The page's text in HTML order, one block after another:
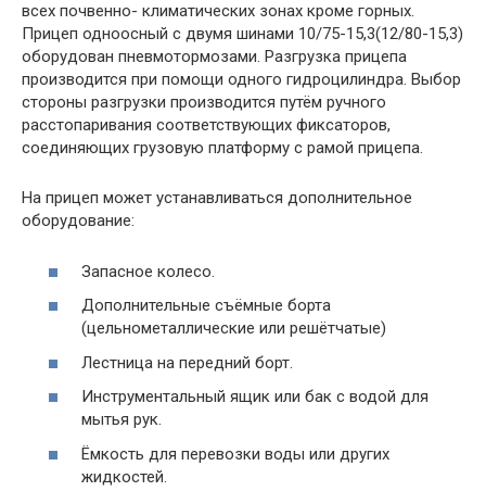
всех почвенно- климатических зонах кроме горных.
Прицеп одноосный с двумя шинами 10/75-15,3(12/80-15,3)
оборудован пневмотормозами. Разгрузка прицепа
производится при помощи одного гидроцилиндра. Выбор
стороны разгрузки производится путём ручного
расстопаривания соответствующих фиксаторов,
соединяющих грузовую платформу с рамой прицепа.
На прицеп может устанавливаться дополнительное
оборудование:
Запасное колесо.
Дополнительные съёмные борта
(цельнометаллические или решётчатые)
Лестница на передний борт.
Инструментальный ящик или бак с водой для
мытья рук.
Ёмкость для перевозки воды или других
жидкостей.